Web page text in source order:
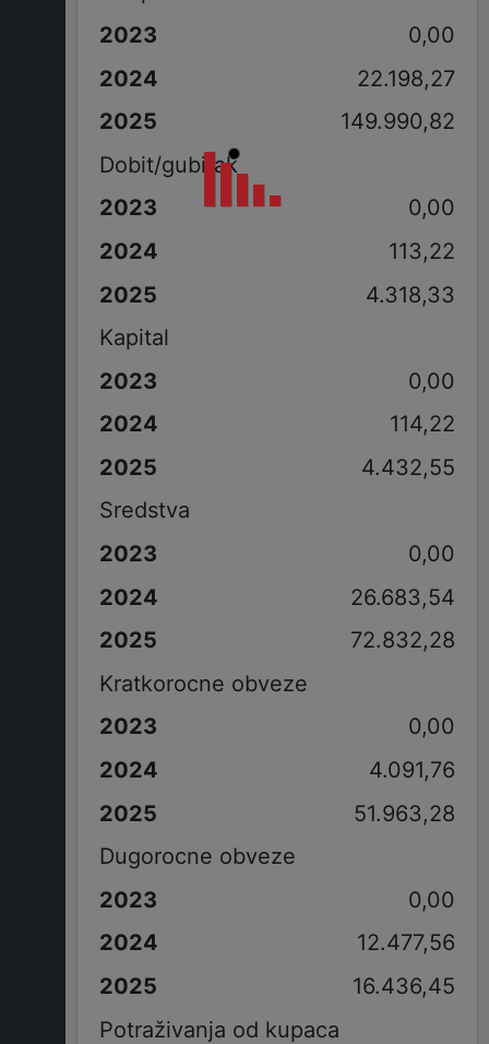
0,00
22.198,27
149.990,82
Dobit/gubitak
0,00
113,22
4.318,33
Kapital
0,00
114,22
4.432,55
Sredstva
0,00
26.683,54
72.832,28
Kratkorocne obveze
0,00
4.091,76
51.963,28
Dugorocne obveze
0,00
12.477,56
16.436,45
Potraživanja od kupaca